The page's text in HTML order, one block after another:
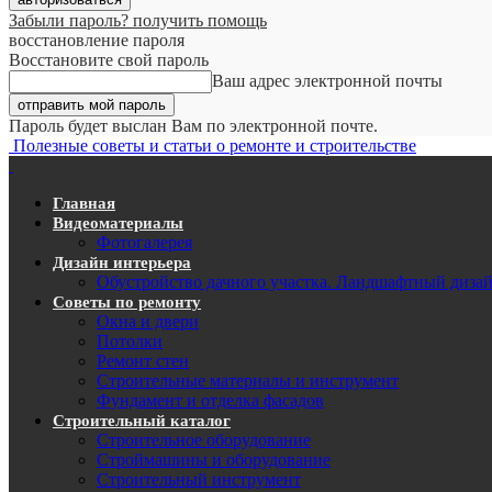
Забыли пароль? получить помощь
восстановление пароля
Восстановите свой пароль
Ваш адрес электронной почты
Пароль будет выслан Вам по электронной почте.
Полезные советы и статьи о ремонте и строительстве
Главная
Видеоматериалы
Фотогалерея
Дизайн интерьера
Обустройство дачного участка. Ландшафтный
Советы по ремонту
Окна и двери
Потолки
Ремонт стен
Строительные материалы и инструмент
Фундамент и отделка фасадов
Строительный каталог
Строительное оборудование
Строймашины и оборудование
Строительный инструмент